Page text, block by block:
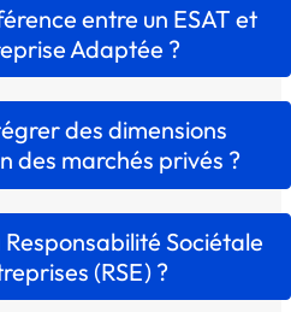
entre un ESAT et
Adaptée ?
des dimensions
des marchés privés ?
Sociétale
(RSE) ?